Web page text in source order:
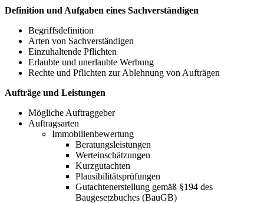
Definition und Aufgaben eines Sachverständigen
Begriffsdefinition
Arten von Sachverständigen
Einzuhaltende Pflichten
Erlaubte und unerlaubte Werbung
Rechte und Pflichten zur Ablehnung von Aufträgen
Aufträge und Leistungen
Mögliche Auftraggeber
Auftragsarten
Immobilienbewertung
Beratungsleistungen
Werteinschätzungen
Kurzgutachten
Plausibilitätsprüfungen
Gutachtenerstellung gemäß §194 des
Baugesetzbuches (BauGB)